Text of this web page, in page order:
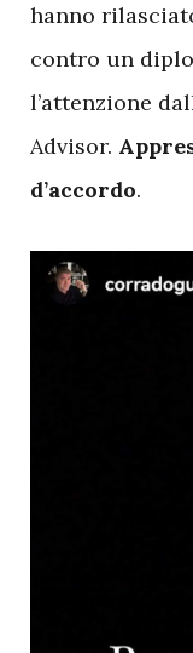
hanno
contro un
l’attenzione
Advisor.
d’accordo.